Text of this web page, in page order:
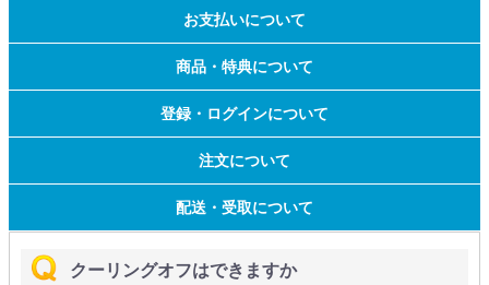
お支払いについて
商品・特典について
登録・ログインについて
注文について
配送・受取について
クーリングオフはできますか